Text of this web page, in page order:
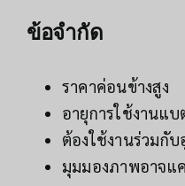
ข้อจำกัด
ราคาค่อนข้างสูง
อายุการใช้งานแ
ต้องใช้งานร่วมกั
มุมมองภาพอาจแ